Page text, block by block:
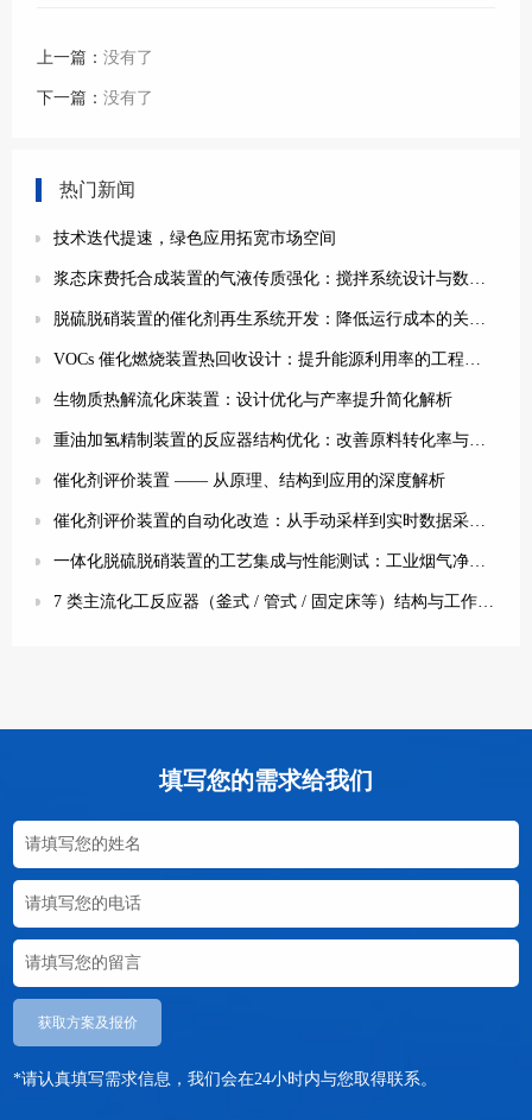
上一篇：没有了
下一篇：没有了
热门新闻
技术迭代提速，绿色应用拓宽市场空间
浆态床费托合成装置的气液传质强化：搅拌系统设计与数值模拟
脱硫脱硝装置的催化剂再生系统开发：降低运行成本的关键技术
VOCs 催化燃烧装置热回收设计：提升能源利用率的工程实践
生物质热解流化床装置：设计优化与产率提升简化解析
重油加氢精制装置的反应器结构优化：改善原料转化率与产品质量的实践
催化剂评价装置 —— 从原理、结构到应用的深度解析
催化剂评价装置的自动化改造：从手动采样到实时数据采集的技术突破
一体化脱硫脱硝装置的工艺集成与性能测试：工业烟气净化的工程实践
7 类主流化工反应器（釜式 / 管式 / 固定床等）结构与工作原理全解析
填写您的需求给我们
获取方案及报价
*请认真填写需求信息，我们会在24小时内与您取得联系。